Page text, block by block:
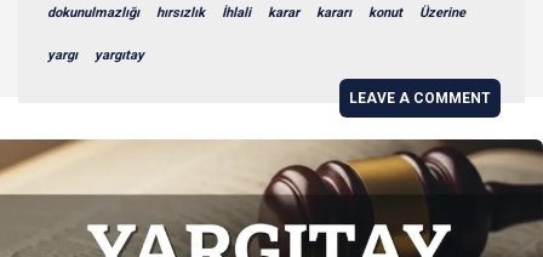
dokunulmazlığı hırsızlık İhlali karar kararı konut Üzerine
yargı yargıtay
LEAVE A COMMENT